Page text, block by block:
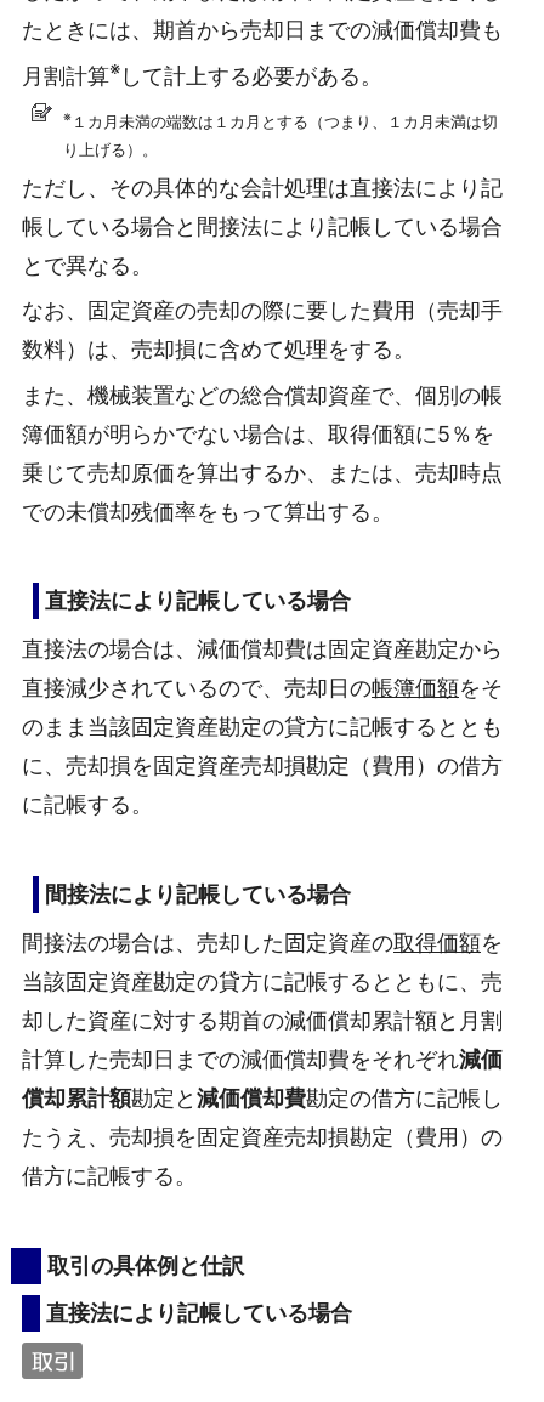
たときには、期首から売却日までの減価償却費も
月割計算※ して計上する必要がある。
※ １カ月未満の端数は１カ月とする（つまり、１カ月未満は切
り上げる）。
ただし、その具体的な会計処理は直接法により記
帳している場合と間接法により記帳している場合
とで異なる。
なお、固定資産の売却の際に要した費用（売却手
数料）は、売却損に含めて処理をする。
また、機械装置などの総合償却資産で、個別の帳
簿価額が明らかでない場合は、取得価額に5％を
乗じて売却原価を算出するか、または、売却時点
での未償却残価率をもって算出する。
直接法により記帳している場合
直接法の場合は、減価償却費は固定資産勘定から
直接減少されているので、売却日の帳簿価額をそ
のまま当該固定資産勘定の貸方に記帳するととも
に、売却損を固定資産売却損勘定（費用）の借方
に記帳する。
間接法により記帳している場合
間接法の場合は、売却した固定資産の取得価額を
当該固定資産勘定の貸方に記帳するとともに、売
却した資産に対する期首の減価償却累計額と月割
計算した売却日までの減価償却費をそれぞれ減価
償却累計額勘定と減価償却費勘定の借方に記帳し
たうえ、売却損を固定資産売却損勘定（費用）の
借方に記帳する。
取引の具体例と仕訳
直接法により記帳している場合